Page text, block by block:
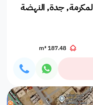
جدة, النهضة
187.48 m²